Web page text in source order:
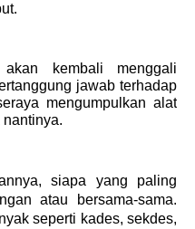
kembali menggali
jawab terhadap
mengumpulkan alat
nantinya.
siapa yang paling
atau bersama-sama.
seperti kades, sekdes,